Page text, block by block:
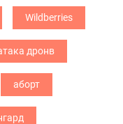
Wildberries
дронв
аборт